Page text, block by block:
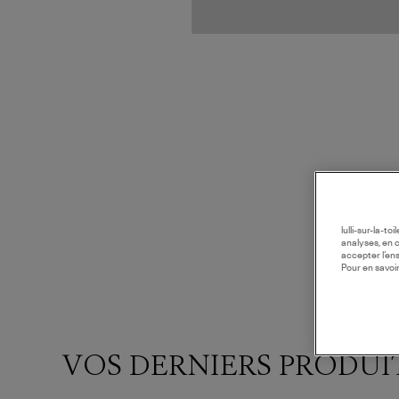
VOS DERNIERS
lulli-sur-la-
analyses, en
accepter
Pour en